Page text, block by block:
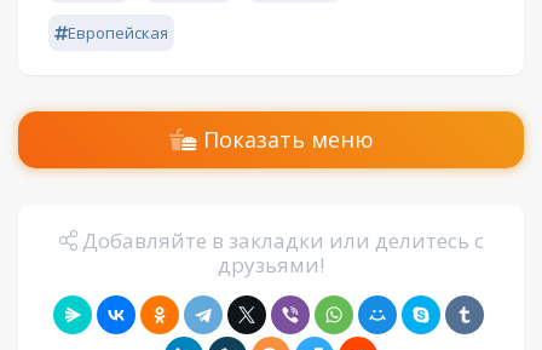
Европейская
Показать меню
Добавляйте в закладки или делитесь с
друзьями!